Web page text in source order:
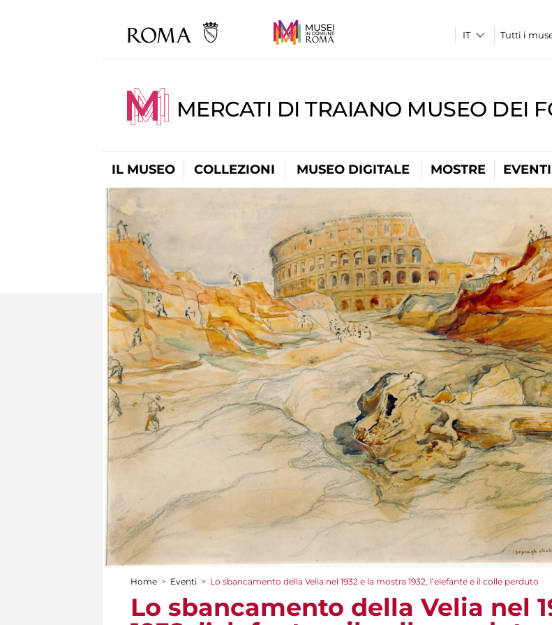
Tutti i
MERCATI DI TRAIANO MUSEO DEI
IL MUSEO COLLEZIONI MUSEO DIGITALE MOSTRE EVENTI
Tu sei qui
Home > Eventi > Lo sbancamento della Velia nel 1932 e la mostra 1932, l’elefante e il colle perduto
Lo sbancamento della Velia nel